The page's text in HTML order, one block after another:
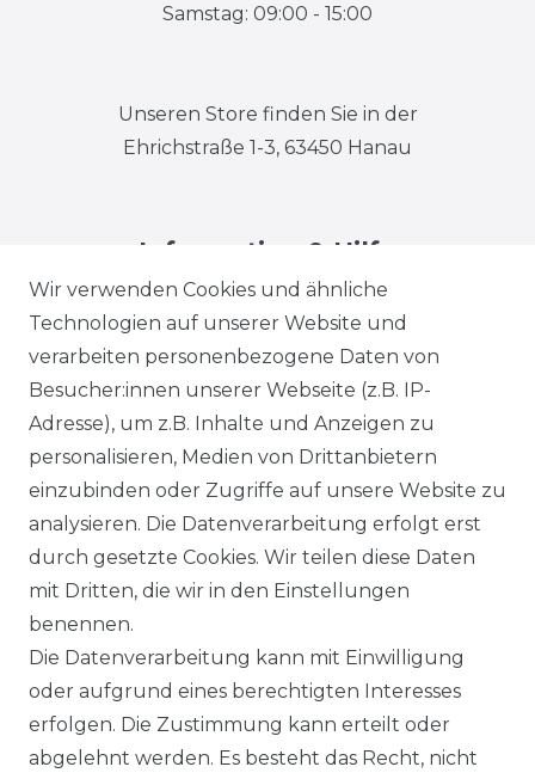
Wir verwenden Cookies und ähnliche
Technologien auf unserer Website und
verarbeiten personenbezogene Daten von
Besucher:innen unserer Webseite (z.B. IP-
Adresse), um z.B. Inhalte und Anzeigen zu
personalisieren, Medien von Drittanbietern
einzubinden oder Zugriffe auf unsere Website zu
analysieren. Die Datenverarbeitung erfolgt erst
durch gesetzte Cookies. Wir teilen diese Daten
mit Dritten, die wir in den Einstellungen
benennen.
Die Datenverarbeitung kann mit Einwilligung
oder aufgrund eines berechtigten Interesses
erfolgen. Die Zustimmung kann erteilt oder
abgelehnt werden. Es besteht das Recht, nicht
Samstag: 09:00 - 15:00
Unseren Store finden Sie in der
Ehrichstraße 1-3, 63450 Hanau
Information & Hilfe
Impressum Daten­schutz­erklärung
AGB Barrierefreiheitserklärung
Widerrufs­recht